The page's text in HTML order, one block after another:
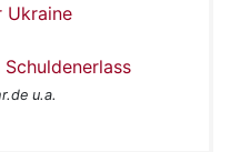
Ukraine
u.a.